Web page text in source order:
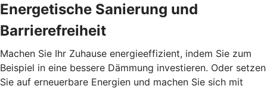
Energetische Sanierung und
Barrierefreiheit
Machen Sie Ihr Zuhause energieeffizient, indem Sie zum
Beispiel in eine bessere Dämmung investieren. Oder setzen
Sie auf erneuerbare Energien und machen Sie sich mit